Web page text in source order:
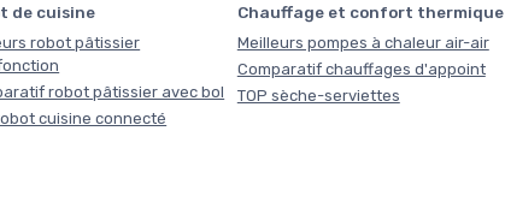
de cuisine
robot pâtissier
robot pâtissier avec bol
cuisine connecté
Chauffage et confort thermique
Meilleurs pompes à chaleur air-air
Comparatif chauffages d'appoint
TOP sèche-serviettes